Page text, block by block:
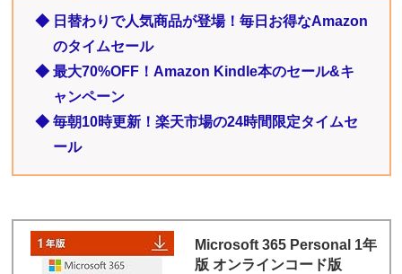
◆ 日替わりで人気商品が登場！毎日お得なAmazon
のタイムセール
◆ 最大70%OFF！Amazon Kindle本のセール&キ
ャンペーン
◆ 毎朝10時更新！楽天市場の24時間限定タイムセ
ール
Microsoft 365 Personal 1年
版 オンラインコード版